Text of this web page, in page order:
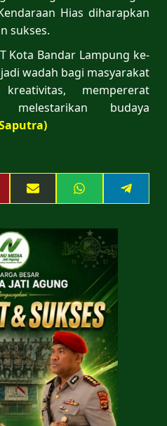
Hias diharapkan
sukses.
Kota Bandar Lampung ke-
wadah bagi masyarakat
mempererat
melestarikan budaya